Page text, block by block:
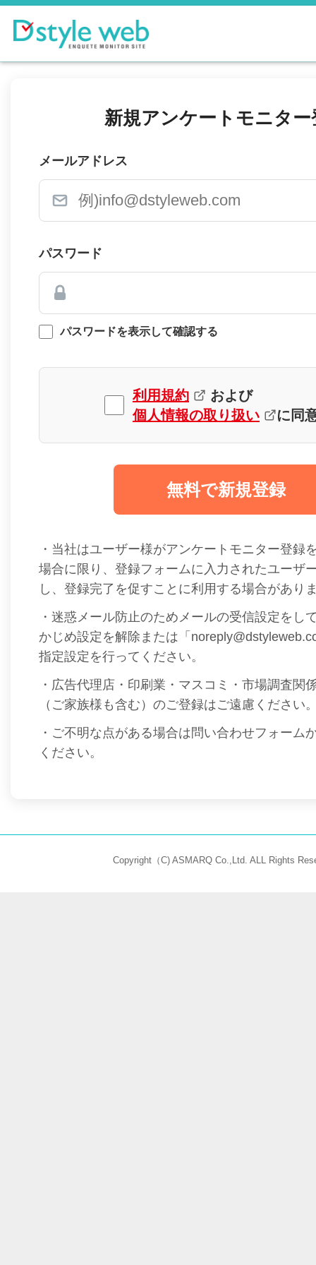
新規アンケートモニター
メールアドレス
パスワード
パスワードを表示して確認する
利用規約
および
個人情報の取り扱い
に同
無料で新規登録
・当社はユーザー様がアンケートモニター登録
場合に限り、登録フォームに入力されたユーザ
し、登録完了を促すことに利用する場合があり
・迷惑メール防止のためメールの受信設定をし
かじめ設定を解除または「
指定設定を行ってください。
・広告代理店・印刷業・マスコミ・市場調査関
（ご家族様も含む）のご登録はご遠慮ください
・ご不明な点がある場合は問い合わせフォーム
ください。
Copyright（C) ASMARQ Co.,Ltd. ALL Rights